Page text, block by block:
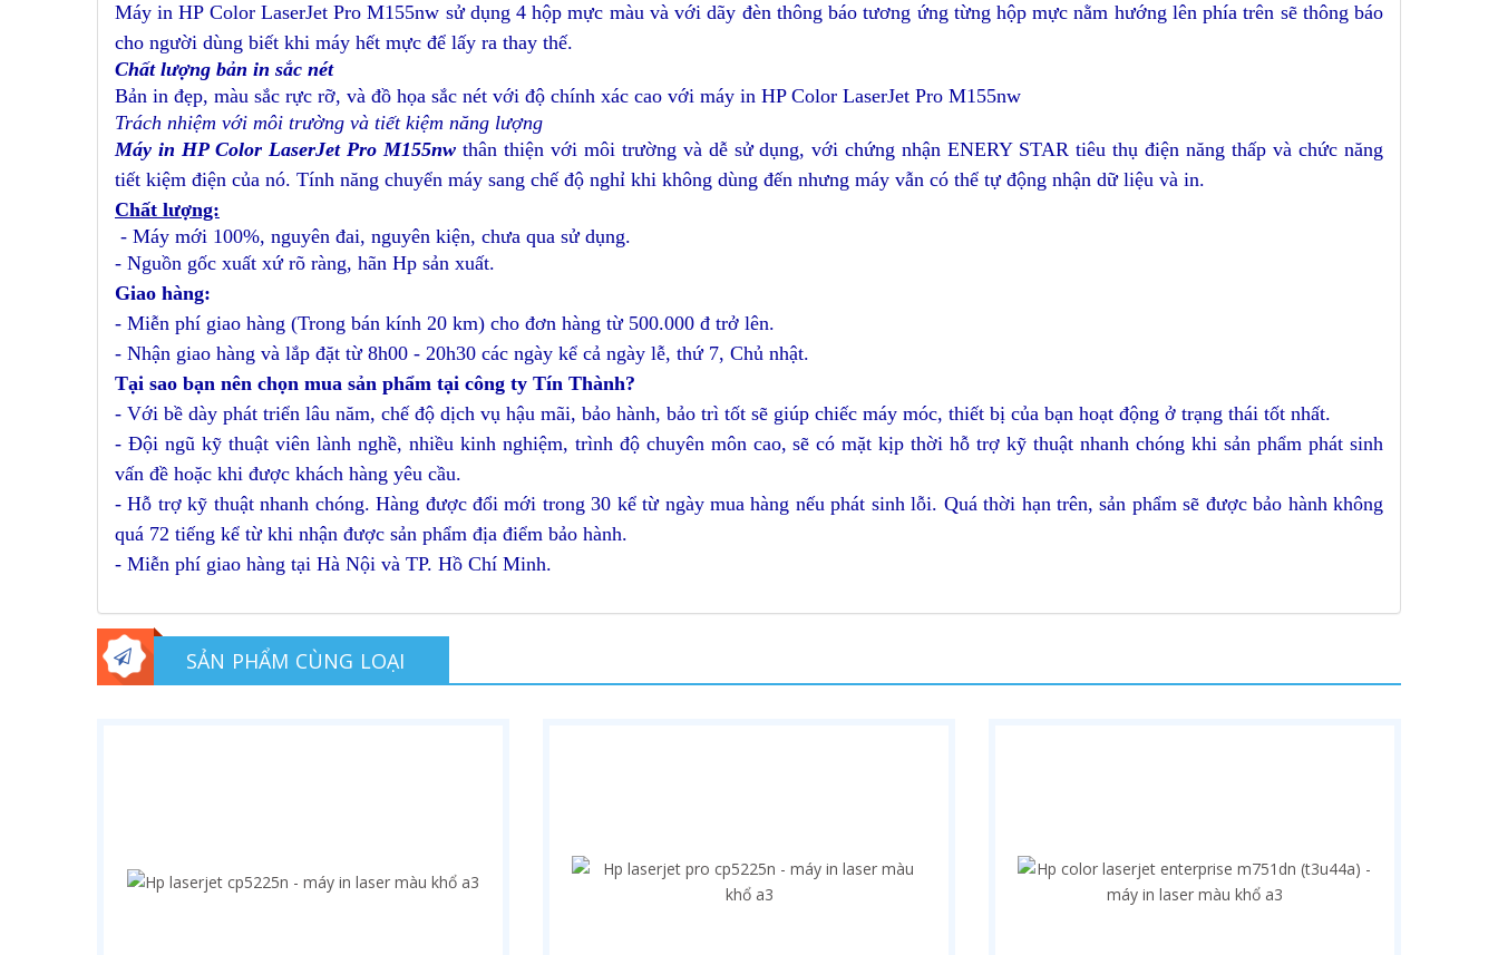
Máy in HP Color LaserJet Pro M155nw sử dụng 4 hộp mực màu và với dãy đèn thông báo tương ứng từng hộp mực nằm hướng lên phía trên sẽ thông báo
cho người dùng biết khi máy hết mực để lấy ra thay thế.
Chất lượng bản in sắc nét
Bản in đẹp, màu sắc rực rỡ, và đồ họa sắc nét với độ chính xác cao với máy in HP Color LaserJet Pro M155nw
Trách nhiệm với môi trường và tiết kiệm năng lượng
Máy in HP Color LaserJet Pro M155nwthân thiện với môi trường và dễ sử dụng, với chứng nhận ENERY STAR tiêu thụ điện năng thấp và chức năng
tiết kiệm điện của nó. Tính năng chuyển máy sang chế độ nghỉ khi không dùng đến nhưng máy vẫn có thể tự động nhận dữ liệu và in.
Chất lượng:
- Máy mới 100%, nguyên đai, nguyên kiện, chưa qua sử dụng.
- Nguồn gốc xuất xứ rõ ràng, hãn Hp sản xuất.
Giao hàng:
- Miễn phí giao hàng (Trong bán kính 20 km) cho đơn hàng từ 500.000 đ trở lên.
- Nhận giao hàng và lắp đặt từ 8h00 - 20h30 các ngày kể cả ngày lễ, thứ 7, Chủ nhật.
Tại sao bạn nên chọn mua sản phẩm tại công ty Tín Thành?
- Với bề dày phát triển lâu năm, chế độ dịch vụ hậu mãi, bảo hành, bảo trì tốt sẽ giúp chiếc máy móc, thiết bị của bạn hoạt động ở trạng thái tốt nhất.
- Đội ngũ kỹ thuật viên lành nghề, nhiều kinh nghiệm, trình độ chuyên môn cao, sẽ có mặt kịp thời hỗ trợ kỹ thuật nhanh chóng khi sản phẩm phát sinh
vấn đề hoặc khi được khách hàng yêu cầu.
- Hỗ trợ kỹ thuật nhanh chóng. Hàng được đổi mới trong 30 kể từ ngày mua hàng nếu phát sinh lỗi. Quá thời hạn trên, sản phẩm sẽ được bảo hành không
quá 72 tiếng kể từ khi nhận được sản phẩm địa điểm bảo hành.
- Miễn phí giao hàng tại Hà Nội và TP. Hồ Chí Minh.
SẢN PHẨM CÙNG LOẠI